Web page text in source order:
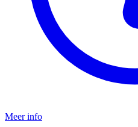
Meer info